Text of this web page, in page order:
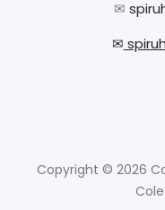
✉
✉
Copyright © 2026